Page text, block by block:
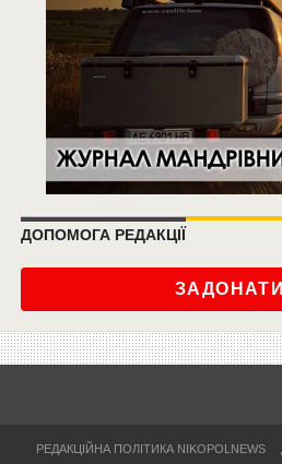
ДОПОМОГА РЕДАКЦІЇ
РЕДАКЦІЙНА ПОЛІТИКА NIKOPOLNEWS